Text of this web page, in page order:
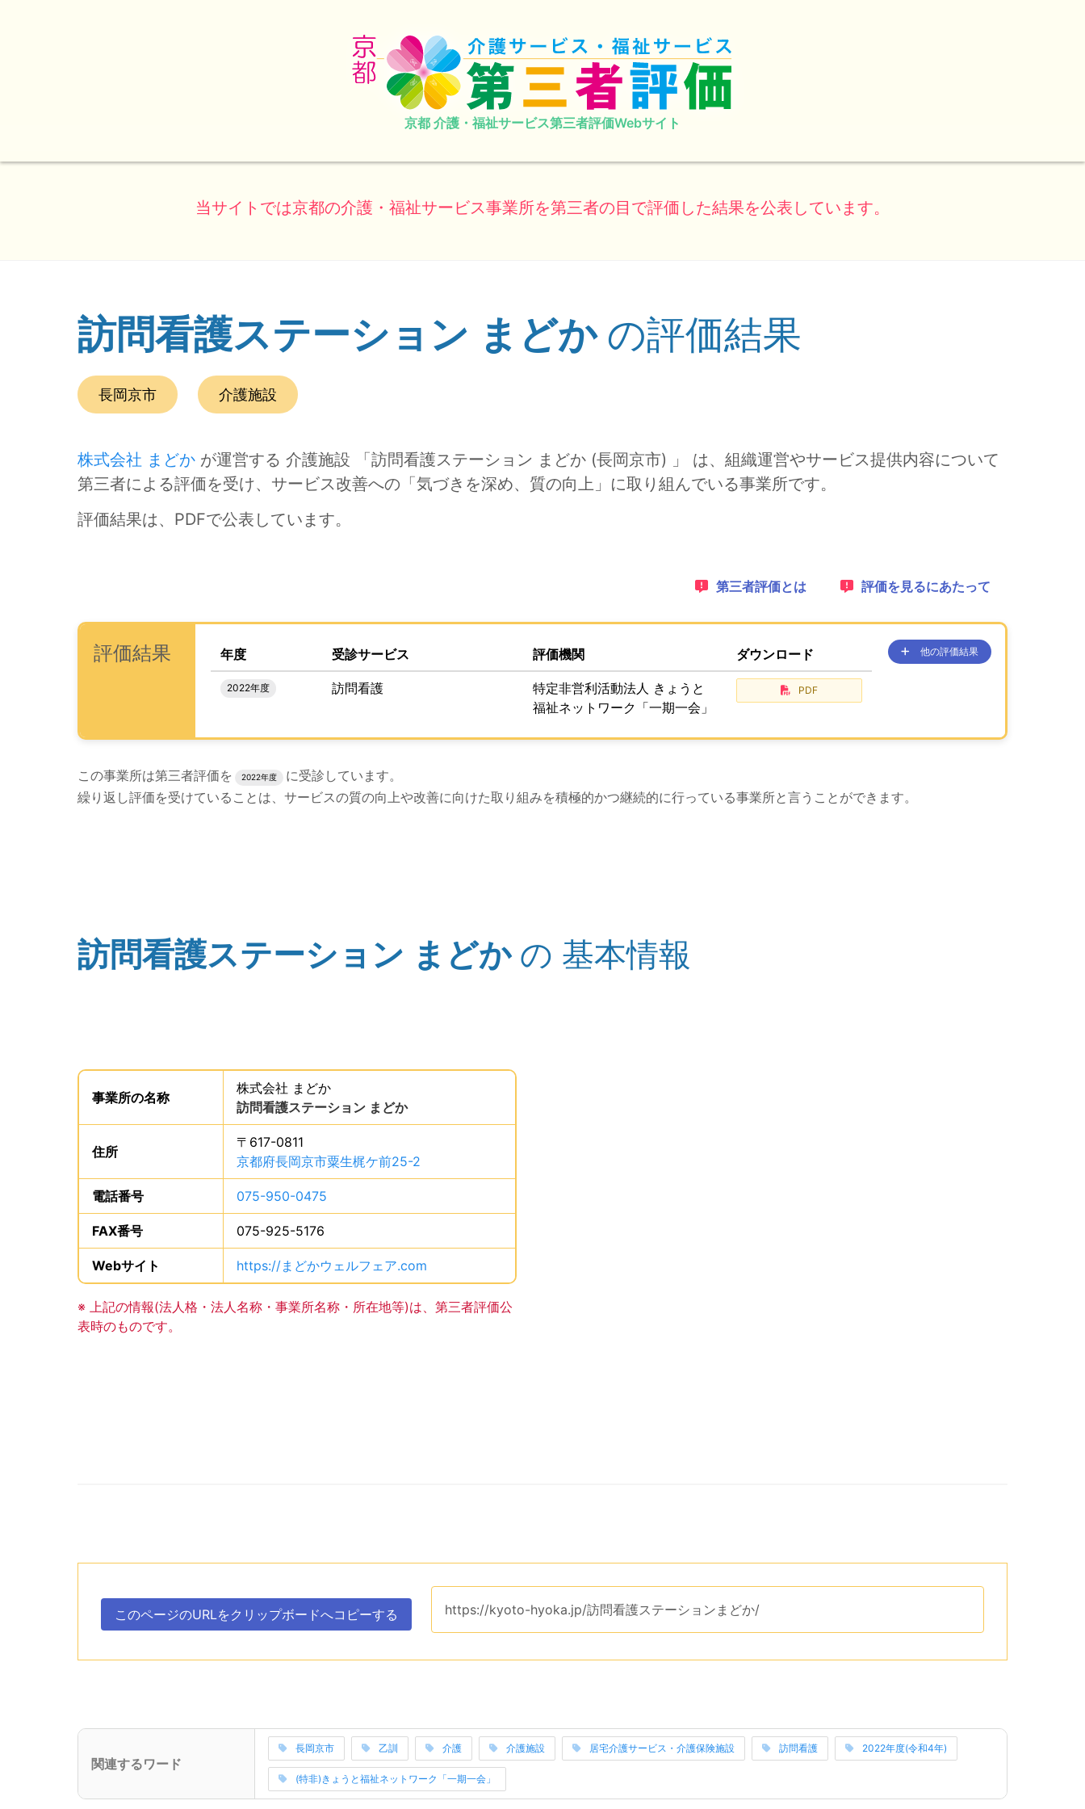
京都 介護・福祉サービス第三者評価Webサイト
当サイトでは京都の介護・福祉サービス事業所を第三者の目で評価した結果を公表しています。
(ページのタイトル)
訪問看護ステーション まどか の評価結果
この事業所の所在エリアは、
長岡京市
です。
種別は
介護施設
株式会社 まどか が運営する 介護施設 「訪問看護ステーション まどか (長岡京市) 」 は、組織運営やサービス提供内容について
第三者による評価を受け、サービス改善への「気づきを深め、質の向上」に取り組んでいる事業所です。
評価結果は、PDFで公表しています。
1：
第三者評価とは 2：
評価を見るにあたって
ナビゲーションリンクの読み上げは以上です。
次は事業所評価を公表するためのエリアです。
(タイトル)
評価結果 、この事業所の評価結果をPDFでダウンロードすることができます。
年度 受診サービス 評価機関 ダウンロード
2022年度 訪問看護
特定非営利活動法人 きょうと
福祉ネットワーク「一期一会」
PDF
、ここに過去の公表コンテンツ
他の評価結果
が、あります。
評価結果のPDFでのダウンロードエリアの読み上げは以上です。
この事業所は第三者評価を 2022年度
に受診しています。
繰り返し評価を受けていることは、サービスの質の向上や改善に向けた取り組みを積極的かつ継続的に行っている事業所と言うことができます。
(タイトル)
訪問看護ステーション まどか の 基本情報
事業所の基礎データを読み上げます。
事業所の名称は、
株式会社 まどか
訪問看護ステーション まどか、です。
住所
〒617-0811
京都府長岡京市粟生梶ケ前25-2
電話番号 075-950-0475
FAX番号 075-925-5176
Webサイト https://まどかウェルフェア.com
事業所の基礎データの読み上げは以上です。
※ 上記の情報(法人格・法人名称・事業所名称・所在地等)は、第三者評価公
表時のものです。
次のコンテンツはこのページのURLを、クリップボードへコピーするためのユーティリティエリアです。クリップボードへコピーするためのボタンがあります。
ボタン、
このページのURLをクリップボードへコピーする
。
このページのURLは、
https://kyoto-hyoka.jp/訪問看護ステーションまどか/
次のコンテンツはこの事業所に関連するワードを表示するエリアです。関連ワードそれぞれは当サイトのカテゴリーのリンクになっています。
(サブタイトル)
関連するワード
長岡京市 乙訓 介護 介護施設 居宅介護サービス・介護保険施設 訪問看護 2022年度(令和4年)
(特非)きょうと福祉ネットワーク「一期一会」
関連ワードの読み上げは以上です。